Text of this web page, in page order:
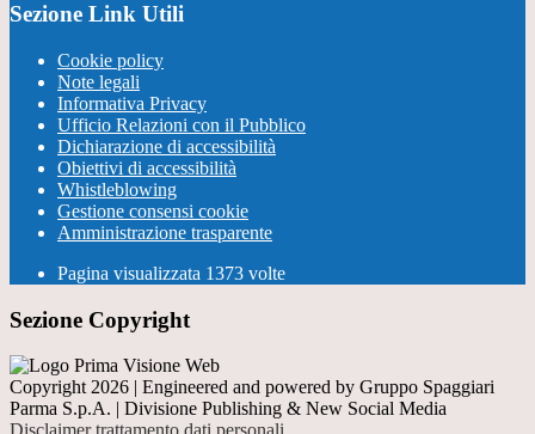
Sezione Link Utili
Cookie policy
Note legali
Informativa Privacy
Ufficio Relazioni con il Pubblico
Dichiarazione di accessibilità
Obiettivi di accessibilità
Whistleblowing
Gestione consensi cookie
Amministrazione trasparente
Pagina visualizzata 1373 volte
Sezione Copyright
Copyright 2026 | Engineered and powered by Gruppo Spaggiari
Parma S.p.A. | Divisione Publishing & New Social Media